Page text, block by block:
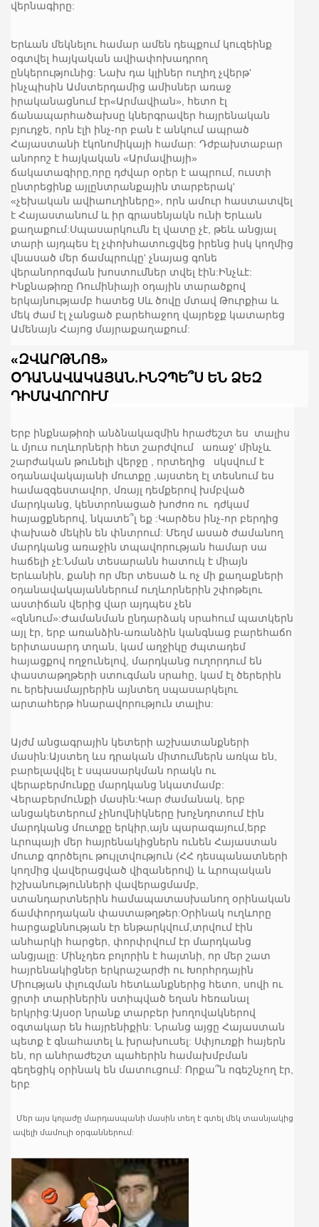
վերնագիրը:
Երևան մեկնելու համար ամեն դեպքում կուզեինք
օգտվել հայկական ավիափոխադրող
ընկերությունից: Նախ դա կլիներ ուղիղ չվերթ'
ինչպիսին Ամստերդամից ամիսներ առաջ
իրականացնում էր«Արմավիան», հետո էլ
ճանապարհածախսը կներգրավեր հայրենական
բյուդջե, որն էլի ինչ-որ բան է անկում ապրած
Հայաստանի էկոնոմիկայի համար: Դժբախտաբար
անորոշ է հայկական «Արմավիայի»
ճակատագիրը,որը դժվար օրեր է ապրում, ուստի
ընտրեցինք այլընտրանքային տարբերակ'
«չեխական ավիաուղիները», որն ամուր հաստատվել
է Հայաստանում և իր գրասենյակն ունի Երևան
քաղաքում:Սպասարկումն էլ վատը չէ, թեև անցյալ
տարի այդպես էլ չփոխհատուցվեց իրենց իսկ կողմից
վնասած մեր ճամպրուկը' չնայաց գոնե
վերանորոգման խոստումներ տվել էին:Ինչևէ:
Ինքնաթիռը Ռումինիայի օդային տարածքով
երկայնությամբ հատեց Սև ծովը մտավ Թուրքիա և
մեկ ժամ էլ չանցած բարեհաջող վայրեջք կատարեց
Ամենայն Հայոց մայրաքաղաքում:
«ԶՎԱՐԹՆՈՑ»
ՕԴԱՆԱՎԱԿԱՅԱՆ.ԻՆՉՊԵ՞Ս ԵՆ ՁԵԶ
ԴԻՄԱՎՈՐՈՒՄ
Երբ ինքնաթիռի անձնակազմին հրաժեշտ ես տալիս
և մյուս ուղևորների հետ շարժվում առաջ' մինչև
շարժական թունելի վերջը , որտեղից սկսվում է
օդանավակայանի մուտքը ,այստեղ էլ տեսնում ես
համազգեստավոր, մռայլ դեմքերով խմբված
մարդկանց, կենտրոնացած խոժոռ ու դժկամ
հայացքներով, նկատե՞լ եք :Կարծես ինչ-որ բերդից
փախած մեկին են փնտրում: Մեղմ ասած ժամանող
մարդկանց առաջին տպավորության համար սա
հաճելի չէ:Նման տեսարանն հատուկ է միայն
Երևանին, քանի որ մեր տեսած և ոչ մի քաղաքների
օդանավակայաններում ուղևորներին շփոթելու
աստիճան վերից վար այդպես չեն
«զննում»:Ժամանման ընդարձակ սրահում պատկերն
այլ էր, երբ առանձին-առանձին կանգնաց բարեհաճո
երիտասարդ տղան, կամ աղջիկը ժպտադեմ
հայացքով ողջունելով, մարդկանց ուղորդում են
փաստաթղթերի ստուգման սրահը, կամ էլ ծերերին
ու երեխամայրերին այնտեղ սպասարկելու
արտահերթ հնարավորություն տալիս:
Այժմ անցագրային կետերի աշխատանքների
մասին:Այստեղ ևս դրական միտումներն առկա են,
բարելավվել է սպասարկման որակն ու
վերաբերմունքը մարդկանց նկատմամբ:
Վերաբերմունքի մասին:Կար ժամանակ, երբ
անցակետերում չինովնիկները խոչնդոտում էին
մարդկանց մուտքը երկիր,այն պարագայում,երբ
ևրոպայի մեր հայրենակիցներն ունեն Հայաստան
մուտք գործելու թույլտվություն (ՀՀ դեսպանատների
կողմից վավերացված վիզաներով) և ևրոպական
իշխանությունների վավերացմամբ,
ստանդարտներին համապատասխանող օրինական
ճամփորդական փաստաթղթեր:Օրինակ ուղևորը
հարցաքննության էր ենթարկվում,տրվում էին
անհարկի հարցեր, փորփրվում էր մարդկանց
անցյալը: Մինչդեռ բոլորին է հայտնի, որ մեր շատ
հայրենակիցներ երկրաշարժի ու Խորհրդային
Միության փլուզման հետևանքներից հետո, սովի ու
ցրտի տարիներին ստիպված եղան հեռանալ
երկրից:Այսօր նրանք տարբեր խողովակներով
օգտակար են հայրենիքին: Նրանց այցը Հայաստան
պետք է գնահատել և խրախուսել: Սփյուռքի հայերն
են, որ անհրաժեշտ պահերին համախմբման
գեղեցիկ օրինակ են մատուցում: Որքա՞ն ոգեշնչող էր,
երբ
Մեր այս կոլաժը մարդասպանի մասին տեղ է գտել մեկ տասնյակից
ավելի մամուլի օրգաններում: